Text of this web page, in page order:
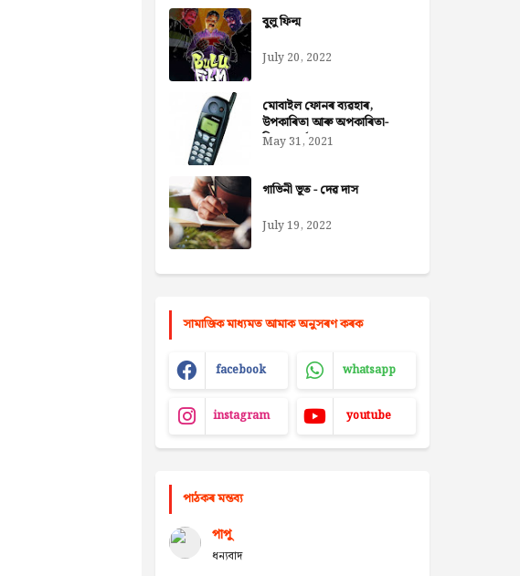
বুলু ফিল্ম
July 20, 2022
মোবাইল ফোনৰ ব্যৱহাৰ,
উপকাৰিতা আৰু অপকাৰিতা-
নিজৰা বৰ্মন ডেকা
May 31, 2021
গাভিনী ভূত - দেৱ দাস
July 19, 2022
সামাজিক মাধ্যমত আমাক অনুসৰণ কৰক
facebook whatsapp
instagram youtube
পাঠকৰ মন্তব্য
পাপু
ধন্যবাদ